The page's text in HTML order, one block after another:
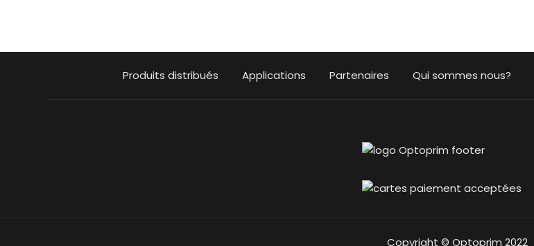
Produits distribués Applications Partenaires Qui sommes nous?
Copyright © Optoprim 2022